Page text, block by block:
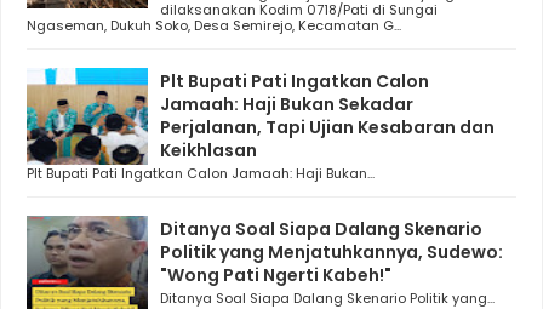
dilaksanakan Kodim 0718/Pati di Sungai
Ngaseman, Dukuh Soko, Desa Semirejo, Kecamatan G...
Plt Bupati Pati Ingatkan Calon
Jamaah: Haji Bukan Sekadar
Perjalanan, Tapi Ujian Kesabaran dan
Keikhlasan
Plt Bupati Pati Ingatkan Calon Jamaah: Haji Bukan...
Ditanya Soal Siapa Dalang Skenario
Politik yang Menjatuhkannya, Sudewo:
"Wong Pati Ngerti Kabeh!"
Ditanya Soal Siapa Dalang Skenario Politik yang...